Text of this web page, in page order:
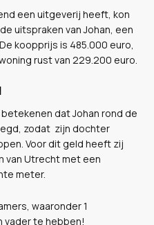
een uitgeverij heeft, kon
uitspraken van Johan, een
koopprijs is 485.000 euro,
rust van 229.200 euro.
dat Johan rond de
zodat zijn dochter
Voor dit geld heeft zij
van Utrecht met een
meter.
waaronder 1
vader te hebben!